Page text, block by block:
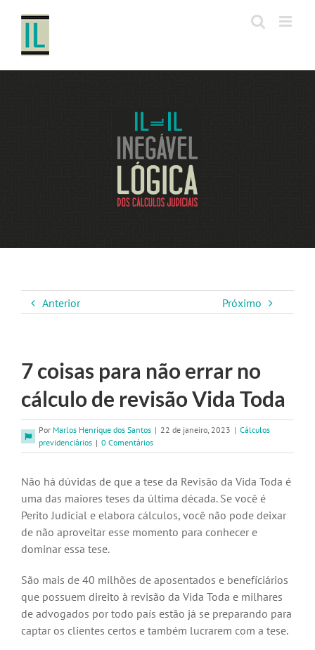
conteúdo
Anterior Próximo
7 coisas para não errar no
cálculo de revisão Vida Toda
Por Marlos Henrique dos Santos | 22 de janeiro, 2023 | Cálculos
previdenciários | 0 Comentários
Não há dúvidas de que a tese da Revisão da Vida Toda é
uma das maiores teses da última década. Se você é
Perito Judicial e elabora cálculos, você não pode deixar
de não aproveitar esse momento para conhecer e
dominar essa tese.
São mais de 40 milhões de aposentados e benefíciários
que possuem direito à revisão da Vida Toda e milhares
de advogados por todo país estão já se preparando para
captar os clientes certos e também lucrarem com a tese.